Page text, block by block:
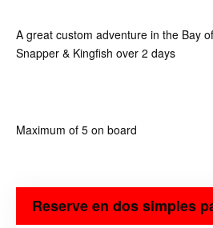
A great custom adventure in the Bay
Snapper & Kingfish over 2 days
Maximum of 5 on board
Reserve en dos simples